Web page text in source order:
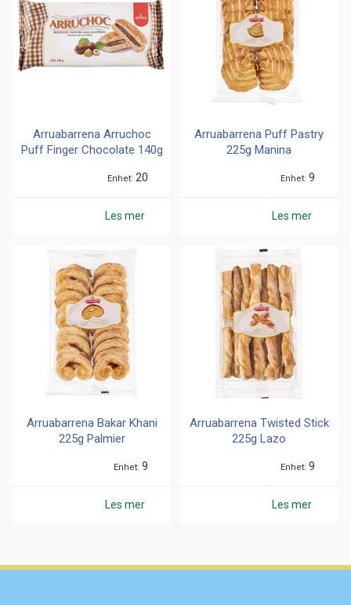
Arruabarrena Arruchoc
Puff Finger Chocolate 140g
Enhet 20
Les mer
Arruabarrena Puff Pastry
225g Manina
Enhet 9
Les mer
Arruabarrena Bakar Khani
225g Palmier
Enhet 9
Les mer
Arruabarrena Twisted Stick
225g Lazo
Enhet 9
Les mer